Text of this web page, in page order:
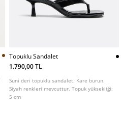
Topuklu Sandalet
1.790,00 TL
Suni deri topuklu sandalet. Kare burun.
Siyah renkleri mevcuttur. Topuk yüksekliği:
5 cm